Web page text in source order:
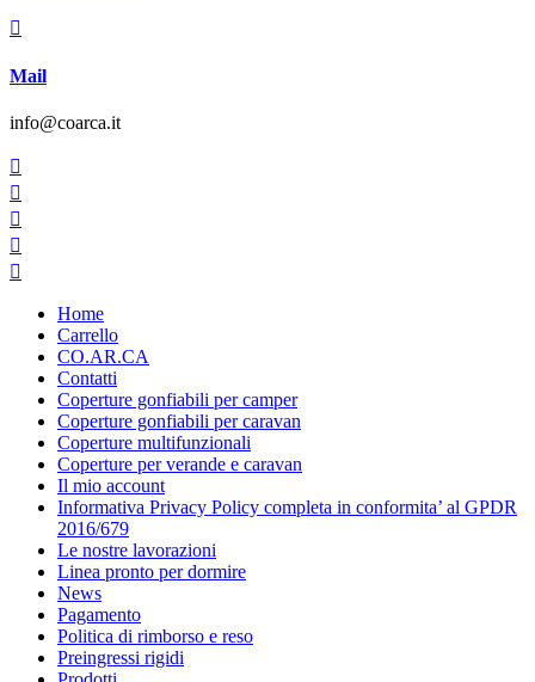

Mail
info@coarca.it





Home
Carrello
CO.AR.CA
Contatti
Coperture gonfiabili per camper
Coperture gonfiabili per caravan
Coperture multifunzionali
Coperture per verande e caravan
Il mio account
Informativa Privacy Policy completa in conformita’ al GPDR
2016/679
Le nostre lavorazioni
Linea pronto per dormire
News
Pagamento
Politica di rimborso e reso
Preingressi rigidi